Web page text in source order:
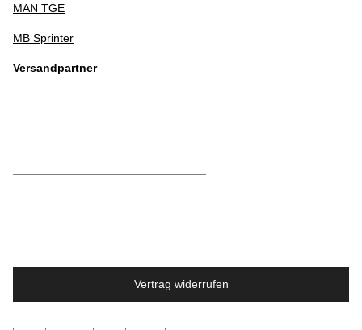
MAN TGE
MB Sprinter
Versandpartner
Vertrag widerrufen